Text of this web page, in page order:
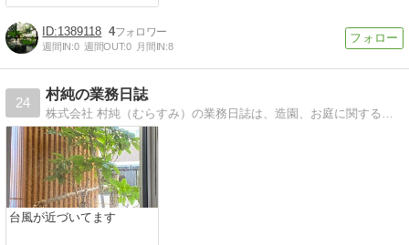
1389118 4
週間IN:0 週間OUT:0 月間IN:8
24
村純の業務日誌
株式会社 村純（むらすみ）の業務日誌は、造園、お庭に関するブログです。
台風が近づいてます